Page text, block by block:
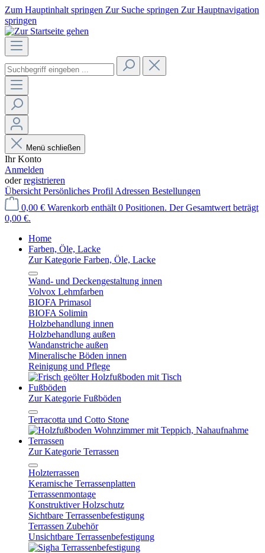
Zum Hauptinhalt springen Zur Suche springen Zur Hauptnavigation
springen
Menü schließen
Ihr Konto
Anmelden
oderregistrieren
Übersicht Persönliches Profil Adressen Bestellungen
0,00 € Warenkorb enthält 0 Positionen. Der Gesamtwert beträgt
0,00 €.
Home
Farben, Öle, Lacke
Zur Kategorie Farben, Öle, Lacke
Wand- und Deckengestaltung innen
Volvox Lehmfarben
BIOFA Primasol
BIOFA Solimin
Holzbehandlung innen
Holzbehandlung außen
Wandanstriche außen
Mineralische Böden innen
Reinigung und Pflege
Fußböden
Zur Kategorie Fußböden
Terracotta und Cotto Stone
Terrassen
Zur Kategorie Terrassen
Holzterrassen
Keramische Terrassenplatten
Terrassenmontage
Konstruktiver Holzschutz
Sichtbare Terrassenbefestigung
Terrassen Zubehör
Unsichtbare Terrassenbefestigung